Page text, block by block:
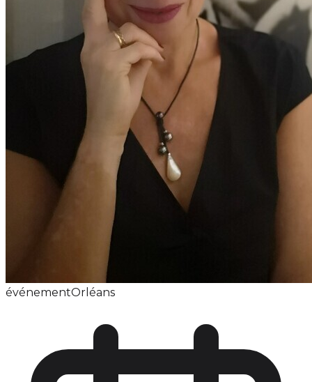
événementOrléans